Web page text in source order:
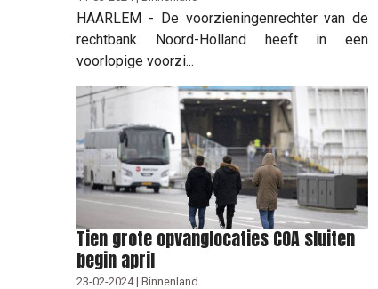
HAARLEM - De voorzieningenrechter van de
rechtbank Noord-Holland heeft in een
voorlopige voorzi...
Tien grote opvanglocaties COA sluiten
begin april
23-02-2024 | Binnenland